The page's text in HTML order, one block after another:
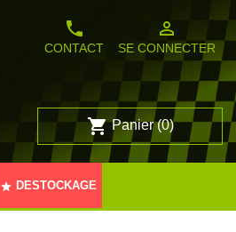
phone
CONTACT
person_outline
SE CONNECTER
shopping_cart Panier (0)
star DESTOCKAGE